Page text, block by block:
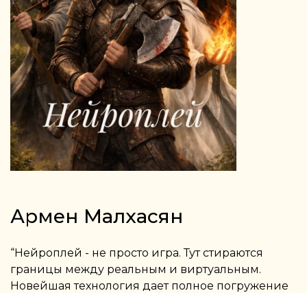
Армен Малхасян
“Нейроплей - не просто игра. Тут стираются
границы между реальным и виртуальным.
Новейшая технология дает полное погружение